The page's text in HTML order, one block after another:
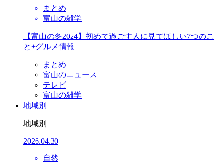
まとめ
富山の雑学
【富山の冬2024】初めて過ごす人に見てほしい7つのこ
と+グルメ情報
まとめ
富山のニュース
テレビ
富山の雑学
地域別
地域別
2026.04.30
自然